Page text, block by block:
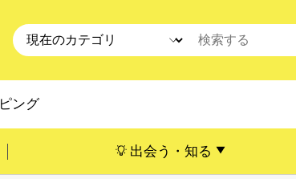
ング
出会う・知る